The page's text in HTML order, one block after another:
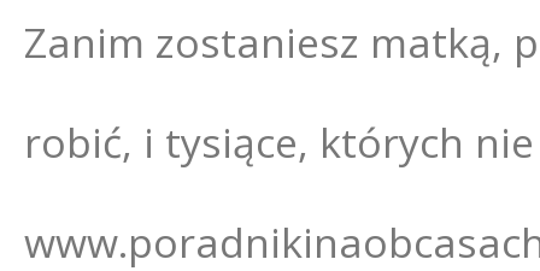
Zanim zostaniesz matką,
robić, i tysiące, których